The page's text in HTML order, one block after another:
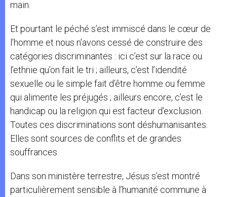
main.
Et pourtant le péché s’est immiscé dans le cœur de
l’homme et nous n’avons cessé de construire des
catégories discriminantes : ici c’est sur la race ou
l’ethnie qu’on fait le tri ; ailleurs, c’est l’idendité
sexuelle ou le simple fait d’être homme ou femme
qui alimente les préjugés ; ailleurs encore, c’est le
handicap ou la religion qui est facteur d’exclusion.
Toutes ces discriminations sont déshumanisantes.
Elles sont sources de conflits et de grandes
souffrances.
Dans son ministère terrestre, Jésus s’est montré
particulièrement sensible à l’humanité commune à